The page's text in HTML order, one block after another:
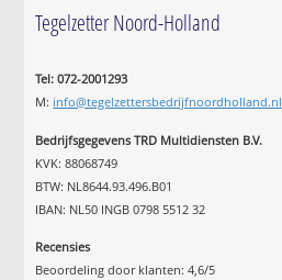
Tegelzetter Noord-Holland
Tel: 072-2001293
M: info@tegelzettersbedrijfnoordholland.nl
Bedrijfsgegevens TRD Multidiensten B.V.
KVK: 88068749
BTW: NL8644.93.496.B01
IBAN: NL50 INGB 0798 5512 32
Recensies
Beoordeling door klanten:4,6/5